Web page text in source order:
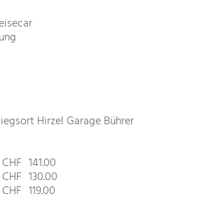
Hirzel Garage Bührer
CHF 141.00
CHF 130.00
CHF 119.00